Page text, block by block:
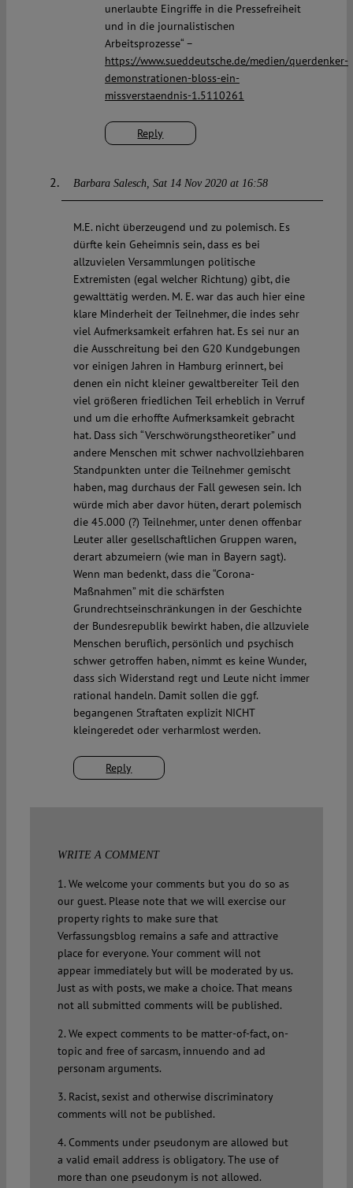
Reply
unerlaubte Eingriffe in die Pressefreiheit
und in die journalistischen
Arbeitsprozesse“ –
https://www.sueddeutsche.de/medien/querdenker-
demonstrationen-bloss-ein-
missverstaendnis-1.5110261
Barbara Salesch Sat 14 Nov 2020 at 16:58
Reply
M.E. nicht überzeugend und zu polemisch. Es
dürfte kein Geheimnis sein, dass es bei
allzuvielen Versammlungen politische
Extremisten (egal welcher Richtung) gibt, die
gewalttätig werden. M. E. war das auch hier eine
klare Minderheit der Teilnehmer, die indes sehr
viel Aufmerksamkeit erfahren hat. Es sei nur an
die Ausschreitung bei den G20 Kundgebungen
vor einigen Jahren in Hamburg erinnert, bei
denen ein nicht kleiner gewaltbereiter Teil den
viel größeren friedlichen Teil erheblich in Verruf
und um die erhoffte Aufmerksamkeit gebracht
hat. Dass sich “Verschwörungstheoretiker” und
andere Menschen mit schwer nachvollziehbaren
Standpunkten unter die Teilnehmer gemischt
haben, mag durchaus der Fall gewesen sein. Ich
würde mich aber davor hüten, derart polemisch
die 45.000 (?) Teilnehmer, unter denen offenbar
Leuter aller gesellschaftlichen Gruppen waren,
derart abzumeiern (wie man in Bayern sagt).
Wenn man bedenkt, dass die “Corona-
Maßnahmen” mit die schärfsten
Grundrechtseinschränkungen in der Geschichte
der Bundesrepublik bewirkt haben, die allzuviele
Menschen beruflich, persönlich und psychisch
schwer getroffen haben, nimmt es keine Wunder,
dass sich Widerstand regt und Leute nicht immer
rational handeln. Damit sollen die ggf.
begangenen Straftaten explizit NICHT
kleingeredet oder verharmlost werden.
WRITE A COMMENT
1. We welcome your comments but you do so as
our guest. Please note that we will exercise our
property rights to make sure that
Verfassungsblog remains a safe and attractive
place for everyone. Your comment will not
appear immediately but will be moderated by us.
Just as with posts, we make a choice. That means
not all submitted comments will be published.
2. We expect comments to be matter-of-fact, on-
topic and free of sarcasm, innuendo and ad
personam arguments.
3. Racist, sexist and otherwise discriminatory
comments will not be published.
4. Comments under pseudonym are allowed but
a valid email address is obligatory. The use of
more than one pseudonym is not allowed.